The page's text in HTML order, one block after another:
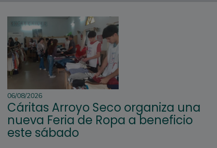
06/08/2026
Cáritas Arroyo Seco organiza una
nueva Feria de Ropa a beneficio
este sábado